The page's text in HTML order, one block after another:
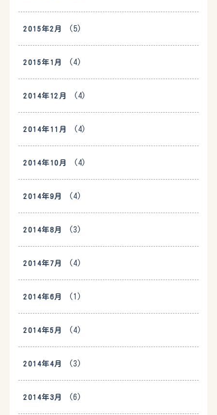
2015年2月 (5)
2015年1月 (4)
2014年12月 (4)
2014年11月 (4)
2014年10月 (4)
2014年9月 (4)
2014年8月 (3)
2014年7月 (4)
2014年6月 (1)
2014年5月 (4)
2014年4月 (3)
2014年3月 (6)